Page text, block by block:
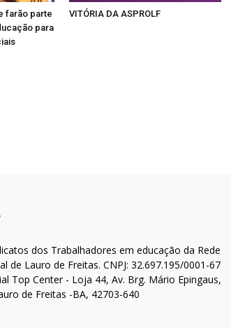
farão parte
para
VITÓRIA DA ASPROLF
dos Trabalhadores em educação da Rede
de Lauro de Freitas. CNPJ: 32.697.195/0001-67
Top Center - Loja 44, Av. Brg. Mário Epingaus,
de Freitas -BA, 42703-640